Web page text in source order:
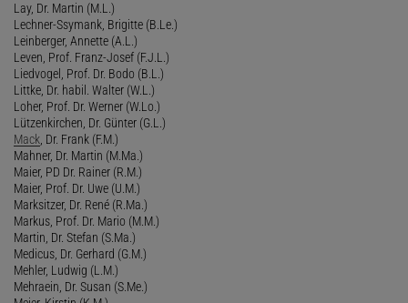
Lay, Dr. Martin (M.L.)
Lechner-Ssymank, Brigitte (B.Le.)
Leinberger, Annette (A.L.)
Leven, Prof. Franz-Josef (F.J.L.)
Liedvogel, Prof. Dr. Bodo (B.L.)
Littke, Dr. habil. Walter (W.L.)
Loher, Prof. Dr. Werner (W.Lo.)
Lützenkirchen, Dr. Günter (G.L.)
Mack , Dr. Frank (F.M.)
Mahner, Dr. Martin (M.Ma.)
Maier, PD Dr. Rainer (R.M.)
Maier, Prof. Dr. Uwe (U.M.)
Marksitzer, Dr. René (R.Ma.)
Markus, Prof. Dr. Mario (M.M.)
Martin, Dr. Stefan (S.Ma.)
Medicus, Dr. Gerhard (G.M.)
Mehler, Ludwig (L.M.)
Mehraein, Dr. Susan (S.Me.)